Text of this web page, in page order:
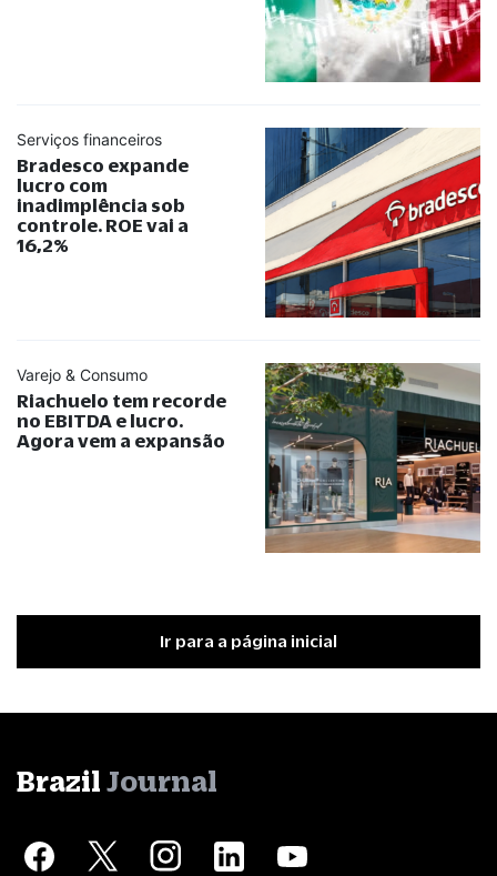
Serviços financeiros
Bradesco expande
lucro com
inadimplência sob
controle. ROE vai a
16,2%
Varejo & Consumo
Riachuelo tem recorde
no EBITDA e lucro.
Agora vem a expansão
Ir para a página inicial
Brazil Journal